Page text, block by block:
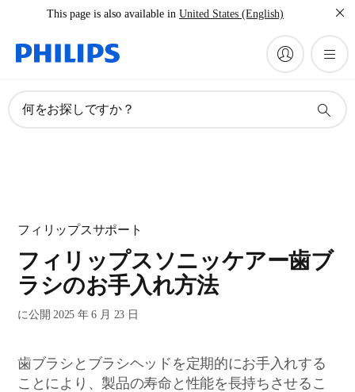
This page is also available in United States (English)
何をお探しですか？
フィリップスサポート
フィリップスソニッケアー歯ブ
ラシのお手入れ方法
に公開 2025 年 6 月 23 日
歯ブラシとブラシヘッドを定期的にお手入れする
ことにより、製品の寿命と性能を長持ちさせるこ